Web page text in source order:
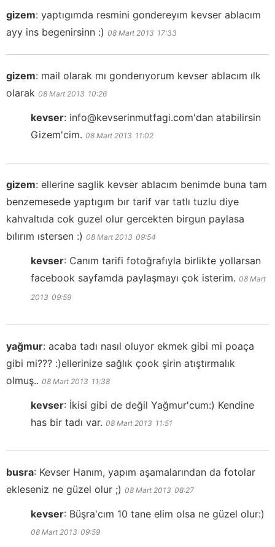
gizem: yaptıgımda resmini gondereyım kevser ablacım
ayy ins begenirsinn :) 08 Mart 2013 17:33
gizem: mail olarak mı gonderıyorum kevser ablacım ılk
olarak 08 Mart 2013 10:26
kevser: info@kevserinmutfagi.com'dan atabilirsin
Gizem'cim. 08 Mart 2013 11:02
gizem: ellerine saglik kevser ablacım benimde buna tam
benzemesede yaptıgım bır tarif var tatlı tuzlu diye
kahvaltıda cok guzel olur gercekten birgun paylasa
bılırım ıstersen :) 08 Mart 2013 09:54
kevser: Canım tarifi fotoğrafıyla birlikte yollarsan
facebook sayfamda paylaşmayı çok isterim. 08 Mart
2013 09:59
yağmur: acaba tadı nasıl oluyor ekmek gibi mi poaça
gibi mi??? :)ellerinize sağlık çook şirin atıştırmalık
olmuş.. 08 Mart 2013 11:38
kevser: İkisi gibi de değil Yağmur'cum:) Kendine
has bir tadı var. 08 Mart 2013 11:51
busra: Kevser Hanım, yapım aşamalarından da fotolar
ekleseniz ne güzel olur ;) 08 Mart 2013 08:27
kevser: Büşra'cım 10 tane elim olsa ne güzel olur:)
08 Mart 2013 09:59